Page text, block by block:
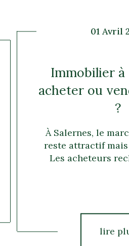
01 Avril
Immobilier à
acheter ou
?
À Salernes, le
reste attractif
Les acheteurs
lire